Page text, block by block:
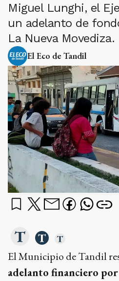
Miguel Lunghi, el
un adelanto de
La Nueva Movediza.
El Eco de Tandil
El Municipio de Tandil
adelanto financiero